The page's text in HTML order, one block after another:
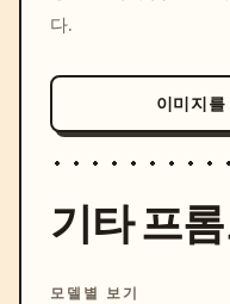
다.
이미지
기타 프
모델별 보기